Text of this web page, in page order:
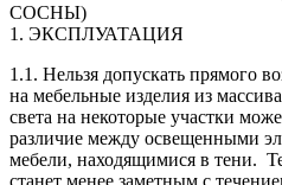
СОСНЫ)
1. ЭКСПЛУАТАЦИЯ
1.1. Нельзя допускать прямого
на мебельные изделия из
света на некоторые участки
различие между освещенными
мебели, находящимися в тени.
станет менее заметным с